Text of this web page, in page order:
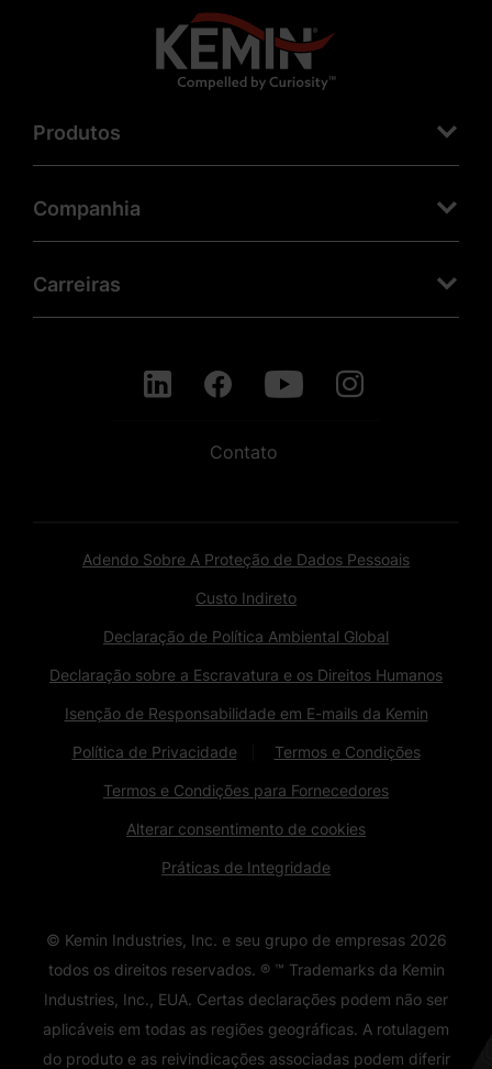
Produtos
Companhia
Carreiras
Contato
Adendo Sobre A Proteção de Dados Pessoais
Custo Indireto
Declaração de Política Ambiental Global
Declaração sobre a Escravatura e os Direitos Humanos
Isenção de Responsabilidade em E-mails da Kemin
Política de Privacidade Termos e Condições
Termos e Condições para Fornecedores
Alterar consentimento de cookies
Práticas de Integridade
© Kemin Industries, Inc. e seu grupo de empresas 2026
todos os direitos reservados. ® ™ Trademarks da Kemin
Industries, Inc., EUA. Certas declarações podem não ser
aplicáveis ​​em todas as regiões geográficas. A rotulagem
do produto e as reivindicações associadas podem diferir